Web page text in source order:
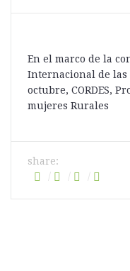
En el marco de la
Internacional de las
octubre, CORDES,
mujeres Rurales
share: